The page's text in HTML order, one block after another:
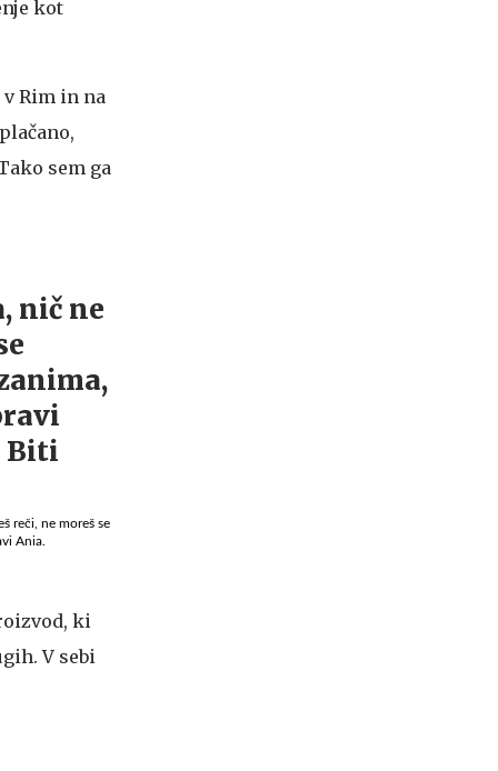
kot
Rim in na
sem ga
reči, ne moreš se
Ania.
ki
V sebi